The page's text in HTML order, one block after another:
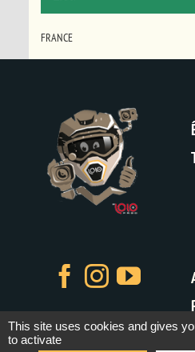
FRANCE
This site uses cookies and gives
to activate